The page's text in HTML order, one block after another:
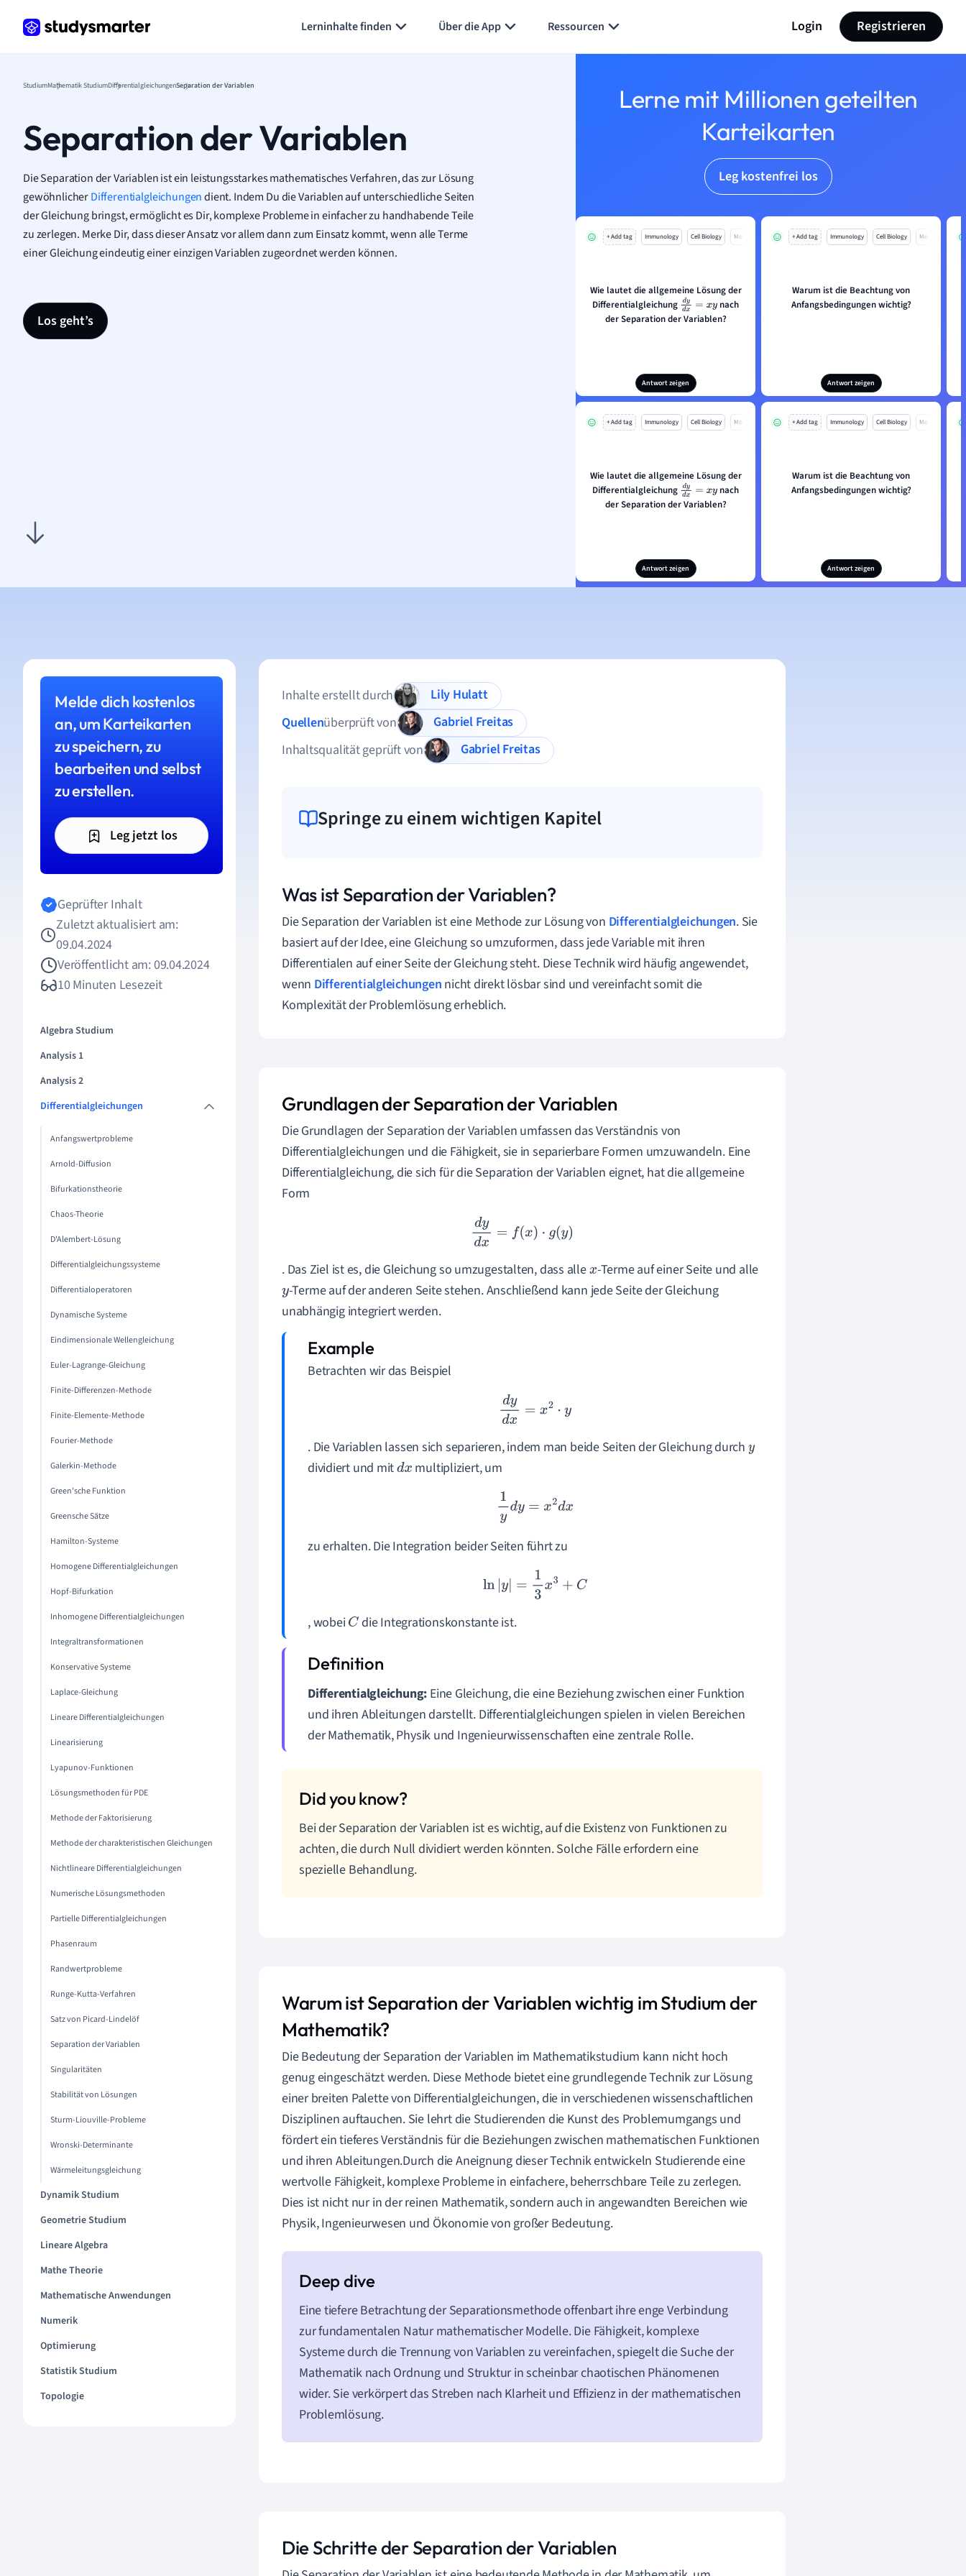
Lerninhalte finden Über die App Ressourcen Login Registrieren
StudiumMathematik StudiumDifferentialgleichungenSeparation der Variablen
Separation der Variablen
Die Separation der Variablen ist ein leistungsstarkes mathematisches Verfahren, das zur Lösung
gewöhnlicherDifferentialgleichungendient. Indem Du die Variablen auf unterschiedliche Seiten
der Gleichung bringst, ermöglicht es Dir, komplexe Probleme in einfacher zu handhabende Teile
zu zerlegen. Merke Dir, dass dieser Ansatz vor allem dann zum Einsatz kommt, wenn alle Terme
einer Gleichung eindeutig einer einzigen Variablen zugeordnet werden können.
Los geht’s
Lerne mit Millionen geteilten
Karteikarten
Leg kostenfrei los
+ Add tag Immunology Cell Biology Mo
Wie lautet die allgemeine Lösung der
Differentialgleichung dyd x= xy nach
der Separation der Variablen?
Antwort zeigen
+ Add tag Immunology Cell Biology Mo
Warum ist die Beachtung von
Anfangsbedingungen wichtig?
Antwort zeigen
+ Add tag Immunology Cell Biology Mo
Wie lautet die allgemeine Lösung der
Differentialgleichung dyd x= xy nach
der Separation der Variablen?
Antwort zeigen
+ Add tag Immunology Cell Biology Mo
Warum ist die Beachtung von
Anfangsbedingungen wichtig?
Antwort zeigen
Melde dich kostenlos
an, um Karteikarten
zu speichern, zu
bearbeiten und selbst
zu erstellen.
Leg jetzt los
Geprüfter Inhalt
Zuletzt aktualisiert am:
09.04.2024
Veröffentlicht am: 09.04.2024
10 Minuten Lesezeit
Algebra Studium
Analysis 1
Analysis 2
Differentialgleichungen
Anfangswertprobleme
Arnold-Diffusion
Bifurkationstheorie
Chaos-Theorie
D'Alembert-Lösung
Differentialgleichungssysteme
Differentialoperatoren
Dynamische Systeme
Eindimensionale Wellengleichung
Euler-Lagrange-Gleichung
Finite-Differenzen-Methode
Finite-Elemente-Methode
Fourier-Methode
Galerkin-Methode
Green'sche Funktion
Greensche Sätze
Hamilton-Systeme
Homogene Differentialgleichungen
Hopf-Bifurkation
Inhomogene Differentialgleichungen
Integraltransformationen
Konservative Systeme
Laplace-Gleichung
Lineare Differentialgleichungen
Linearisierung
Lyapunov-Funktionen
Lösungsmethoden für PDE
Methode der Faktorisierung
Methode der charakteristischen Gleichungen
Nichtlineare Differentialgleichungen
Numerische Lösungsmethoden
Partielle Differentialgleichungen
Phasenraum
Randwertprobleme
Runge-Kutta-Verfahren
Satz von Picard-Lindelöf
Separation der Variablen
Singularitäten
Stabilität von Lösungen
Sturm-Liouville-Probleme
Wronski-Determinante
Wärmeleitungsgleichung
Dynamik Studium
Geometrie Studium
Lineare Algebra
Mathe Theorie
Mathematische Anwendungen
Numerik
Optimierung
Statistik Studium
Topologie
Inhalte erstellt durch
Lily Hulatt
Quellenüberprüft von
Gabriel Freitas
Inhaltsqualität geprüft von
Gabriel Freitas
Springe zu einem wichtigen Kapitel
Was ist Separation der Variablen?
Die Separation der Variablen ist eine Methode zur Lösung von Differentialgleichungen. Sie
basiert auf der Idee, eine Gleichung so umzuformen, dass jede Variable mit ihren
Differentialen auf einer Seite der Gleichung steht. Diese Technik wird häufig angewendet,
wenn Differentialgleichungen nicht direkt lösbar sind und vereinfacht somit die
Komplexität der Problemlösung erheblich.
Grundlagen der Separation der Variablen
Die Grundlagen der Separation der Variablen umfassen das Verständnis von
Differentialgleichungen und die Fähigkeit, sie in separierbare Formen umzuwandeln. Eine
Differentialgleichung, die sich für die Separation der Variablen eignet, hat die allgemeine
Form
d yd =f(x)⋅ g y)
. Das Ziel ist es, die Gleichung so umzugestalten, dass allex-Terme auf einer Seite und alle
y-Terme auf der anderen Seite stehen. Anschließend kann jede Seite der Gleichung
unabhängig integriert werden.
Betrachten wir das Beispiel
dy dx= x2⋅ y
. Die Variablen lassen sich separieren, indem man beide Seiten der Gleichung durch y
dividiert und mitdx multipliziert, um
1yd y=x 2dx
zu erhalten. Die Integration beider Seiten führt zu
ln y|= 13x3+ C
, wobeiC die Integrationskonstante ist.
Differentialgleichung: Eine Gleichung, die eine Beziehung zwischen einer Funktion
und ihren Ableitungen darstellt. Differentialgleichungen spielen in vielen Bereichen
der Mathematik, Physik und Ingenieurwissenschaften eine zentrale Rolle.
Bei der Separation der Variablen ist es wichtig, auf die Existenz von Funktionen zu
achten, die durch Null dividiert werden könnten. Solche Fälle erfordern eine
spezielle Behandlung.
Warum ist Separation der Variablen wichtig im Studium der
Mathematik?
Die Bedeutung der Separation der Variablen im Mathematikstudium kann nicht hoch
genug eingeschätzt werden. Diese Methode bietet eine grundlegende Technik zur Lösung
einer breiten Palette von Differentialgleichungen, die in verschiedenen wissenschaftlichen
Disziplinen auftauchen. Sie lehrt die Studierenden die Kunst des Problemumgangs und
fördert ein tieferes Verständnis für die Beziehungen zwischen mathematischen Funktionen
und ihren Ableitungen.Durch die Aneignung dieser Technik entwickeln Studierende eine
wertvolle Fähigkeit, komplexe Probleme in einfachere, beherrschbare Teile zu zerlegen.
Dies ist nicht nur in der reinen Mathematik, sondern auch in angewandten Bereichen wie
Physik, Ingenieurwesen und Ökonomie von großer Bedeutung.
Eine tiefere Betrachtung der Separationsmethode offenbart ihre enge Verbindung
zur fundamentalen Natur mathematischer Modelle. Die Fähigkeit, komplexe
Systeme durch die Trennung von Variablen zu vereinfachen, spiegelt die Suche der
Mathematik nach Ordnung und Struktur in scheinbar chaotischen Phänomenen
wider. Sie verkörpert das Streben nach Klarheit und Effizienz in der mathematischen
Problemlösung.
Die Schritte der Separation der Variablen